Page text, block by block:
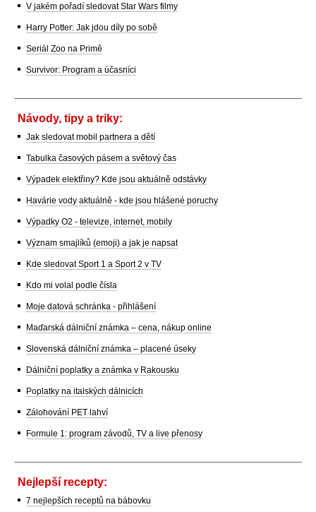
V jakém pořadí sledovat Star Wars filmy
Harry Potter: Jak jdou díly po sobě
Seriál Zoo na Primě
Survivor: Program a účasníci
Návody, tipy a triky:
Jak sledovat mobil partnera a dětí
Tabulka časových pásem a světový čas
Výpadek elektřiny? Kde jsou aktuálně odstávky
Havárie vody aktuálně - kde jsou hlášené poruchy
Výpadky O2 - televize, internet, mobily
Význam smajlíků (emoji) a jak je napsat
Kde sledovat Sport 1 a Sport 2 v TV
Kdo mi volal podle čísla
Moje datová schránka - přihlášení
Maďarská dálniční známka – cena, nákup online
Slovenská dálniční známka – placené úseky
Dálniční poplatky a známka v Rakousku
Poplatky na italských dálnicích
Zálohování PET lahví
Formule 1: program závodů, TV a live přenosy
Nejlepší recepty:
7 nejlepších receptů na bábovku